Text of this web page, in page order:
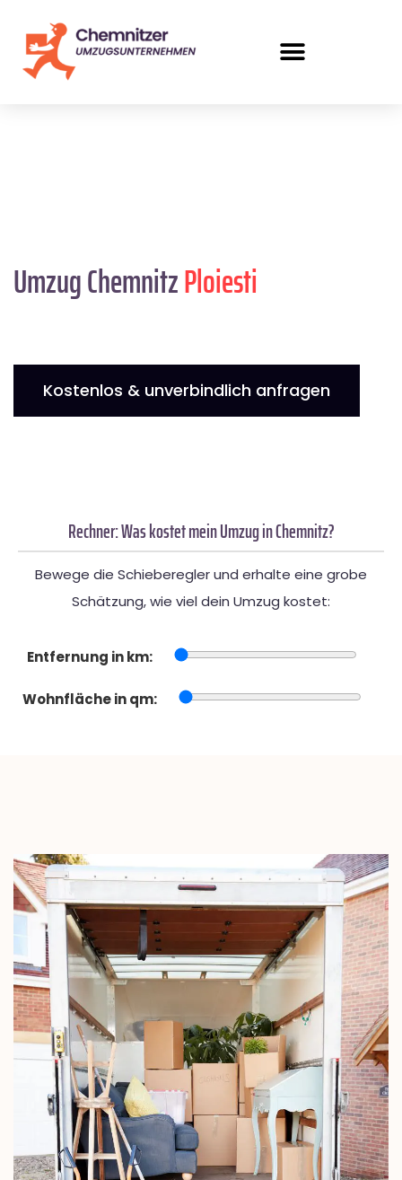
Umzug ChemnitzPloiesti
Kostenlos & unverbindlich anfragen
Rechner: Was kostet mein Umzug in Chemnitz?
Bewege die Schieberegler und erhalte eine grobe
Schätzung, wie viel dein Umzug kostet:
Entfernung in km:
Wohnfläche in qm: